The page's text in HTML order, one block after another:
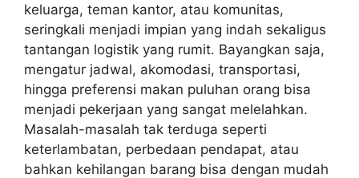
keluarga, teman kantor, atau komunitas,
seringkali menjadi impian yang indah sekaligus
tantangan logistik yang rumit. Bayangkan saja,
mengatur jadwal, akomodasi, transportasi,
hingga preferensi makan puluhan orang bisa
menjadi pekerjaan yang sangat melelahkan.
Masalah-masalah tak terduga seperti
keterlambatan, perbedaan pendapat, atau
bahkan kehilangan barang bisa dengan mudah